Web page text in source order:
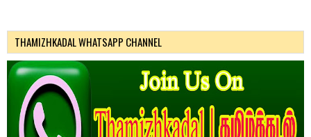
THAMIZHKADAL WHATSAPP CHANNEL